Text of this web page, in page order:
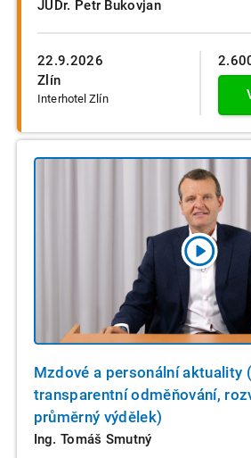
22.9.2026
Zlín
Interhotel Zlín
JUDr. Petr Bukovjan
Mzdové a personální aktuality
transparentní odměňování,
průměrný výdělek)
Ing. Tomáš Smutný